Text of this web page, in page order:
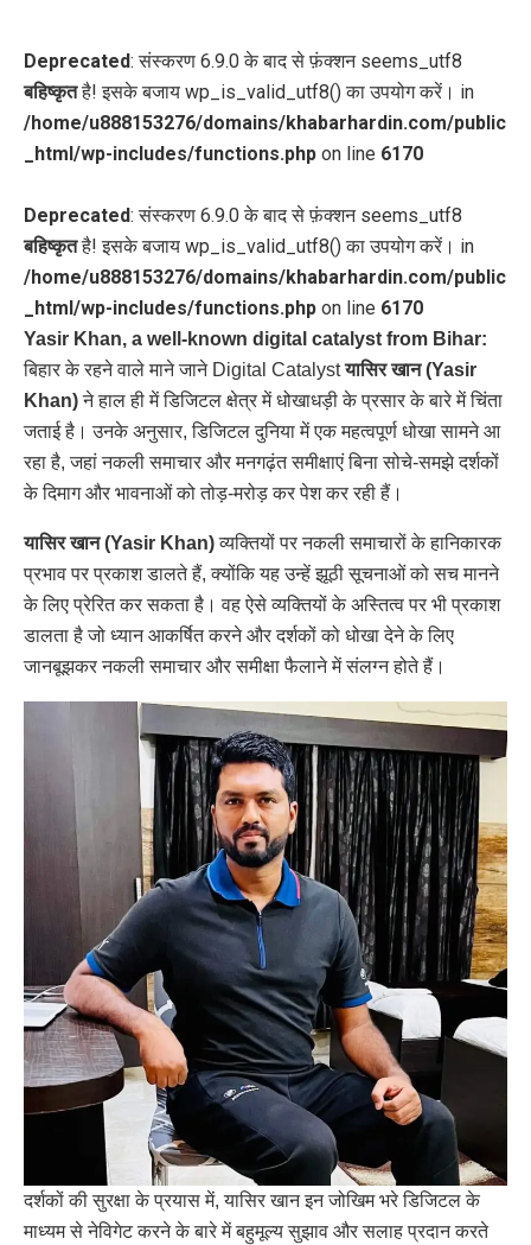
Deprecated: संस्करण 6.9.0 के बाद से फ़ंक्शन seems_utf8
बहिष्कृतहै! इसके बजाय wp_is_valid_utf8() का उपयोग करें। in
/home/u888153276/domains/khabarhardin.com/public
_html/wp-includes/functions.php on line 6170
Deprecated: संस्करण 6.9.0 के बाद से फ़ंक्शन seems_utf8
बहिष्कृतहै! इसके बजाय wp_is_valid_utf8() का उपयोग करें। in
/home/u888153276/domains/khabarhardin.com/public
_html/wp-includes/functions.php on line 6170
Yasir Khan, a well-known digital catalyst from Bihar:
बिहार के रहने वाले माने जाने Digital Catalystयासिर खान (Yasir
Khan)ने हाल ही में डिजिटल क्षेत्र में धोखाधड़ी के प्रसार के बारे में चिंता
जताई है। उनके अनुसार, डिजिटल दुनिया में एक महत्वपूर्ण धोखा सामने आ
रहा है, जहां नकली समाचार और मनगढ़ंत समीक्षाएं बिना सोचे-समझे दर्शकों
के दिमाग और भावनाओं को तोड़-मरोड़ कर पेश कर रही हैं।
यासिर खान (Yasir Khan)व्यक्तियों पर नकली समाचारों के हानिकारक
प्रभाव पर प्रकाश डालते हैं, क्योंकि यह उन्हें झूठी सूचनाओं को सच मानने
के लिए प्रेरित कर सकता है। वह ऐसे व्यक्तियों के अस्तित्व पर भी प्रकाश
डालता है जो ध्यान आकर्षित करने और दर्शकों को धोखा देने के लिए
जानबूझकर नकली समाचार और समीक्षा फैलाने में संलग्न होते हैं।
दर्शकों की सुरक्षा के प्रयास में, यासिर खान इन जोखिम भरे डिजिटल के
माध्यम से नेविगेट करने के बारे में बहुमूल्य सुझाव और सलाह प्रदान करते